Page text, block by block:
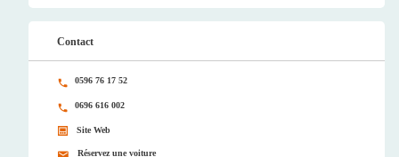
Contact
0596 76 17 52
0696 616 002
Site Web
Réservez une voiture